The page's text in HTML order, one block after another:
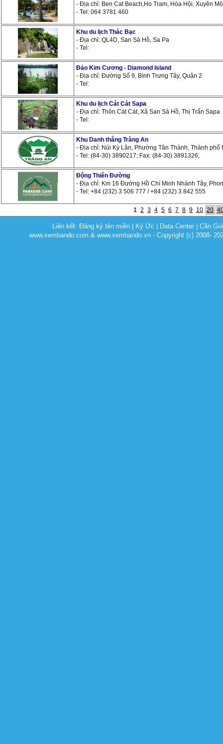
- Địa chỉ: Ben Cat Beach,Ho Tram, Hòa Hội, Xuyên
- Tel: 064 3781 460
Khu du lịch Thác Bạc
- Địa chỉ: QL4D, San Sả Hồ, Sa Pa
- Tel:
Đảo Kim Cương - Diamond Island
- Địa chỉ: Đường Số 9, Bình Trưng Tây, Quận 2
- Tel:
Khu du lịch Cát Cát Sapa
- Địa chỉ: Thôn Cát Cát, Xã San Sả Hồ, Thị Trấn Sapa
- Tel:
Khu Danh thắng Tràng An
- Địa chỉ: Núi Kỳ Lân, Phường Tân Thành, Thành phố
- Tel: (84-30) 3890217; Fax: (84-30) 3891326;
Động Thiên Đường
- Địa chỉ: Km 16 Đường Hồ Chí Minh Nhánh Tây,
- Tel: +84 (232) 3 506 777 / +84 (232) 3 842 555
1 2 3 4 5 6 7 8 9 10 20
Liên kết:Đăng ký tên miền Ký Ức Data Center |Cần
www.xembando.com & www.xembando.vn - Copyright (c) 2008-